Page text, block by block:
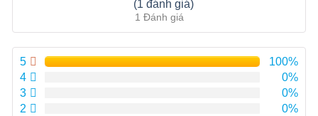
hạng 5.00
sao
(1 đánh giá)
1 Đánh giá
5
100%
4
0%
3
0%
2
0%